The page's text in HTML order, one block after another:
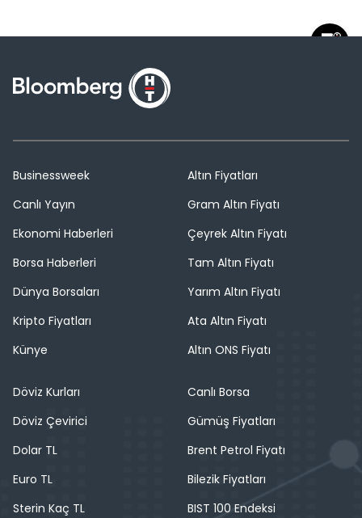
Businessweek
Canlı Yayın
Ekonomi Haberleri
Borsa Haberleri
Dünya Borsaları
Kripto Fiyatları
Künye
Altın Fiyatları
Gram Altın Fiyatı
Çeyrek Altın Fiyatı
Tam Altın Fiyatı
Yarım Altın Fiyatı
Ata Altın Fiyatı
Altın ONS Fiyatı
Döviz Kurları
Döviz Çevirici
Dolar TL
Euro TL
Sterin Kaç TL
Canlı Borsa
Gümüş Fiyatları
Brent Petrol Fiyatı
Bilezik Fiyatları
BIST 100 Endeksi